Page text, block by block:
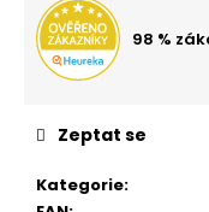
98 %
Kategorie:
Zeptat se
e
m
A5
544